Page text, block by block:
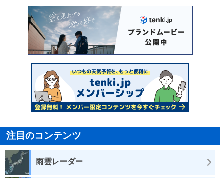
注目のコンテンツ
雨雲レーダー